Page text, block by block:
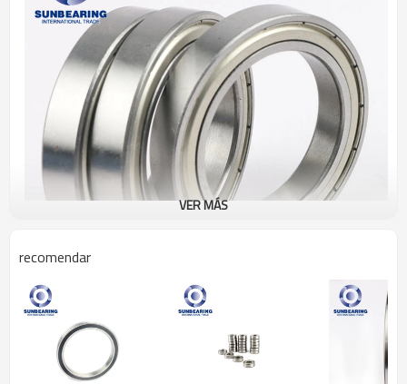
Rodamiento rígido de bolas 6910 ZZ
Especificación
Unidades de diseño
Estructura
bolas
VER MÁS
recomendar